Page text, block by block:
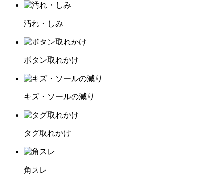
汚れ・しみ
ボタン取れかけ
キズ・ソールの減り
タグ取れかけ
角スレ